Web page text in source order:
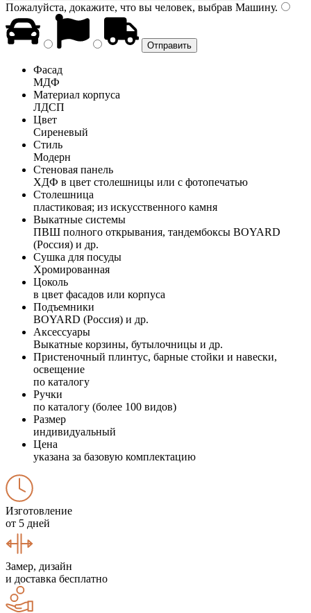
Пожалуйста, докажите, что вы человек, выбрав Машину.
Фасад
МДФ
Материал корпуса
ЛДСП
Цвет
Сиреневый
Стиль
Модерн
Стеновая панель
ХДФ в цвет столешницы или с фотопечатью
Столешница
пластиковая; из искусственного камня
Выкатные системы
ПВШ полного открывания, тандембоксы BOYARD
(Россия) и др.
Сушка для посуды
Хромированная
Цоколь
в цвет фасадов или корпуса
Подъемники
BOYARD (Россия) и др.
Аксессуары
Выкатные корзины, бутылочницы и др.
Пристеночный плинтус, барные стойки и навески,
освещение
по каталогу
Ручки
по каталогу (более 100 видов)
Размер
индивидуальный
Цена
указана за базовую комплектацию
Изготовление
от 5 дней
Замер, дизайн
и доставка бесплатно